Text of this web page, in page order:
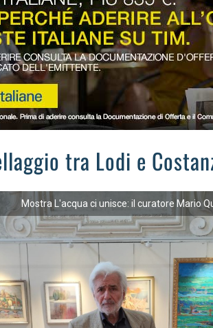
tra Lodi e
Mostra L'acqua ci unisce: il curatore Mario